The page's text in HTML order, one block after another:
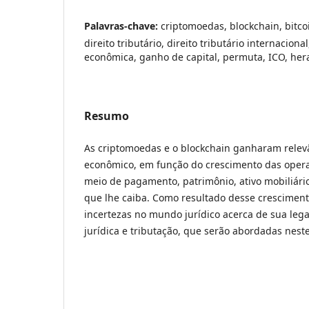
Palavras-chave: criptomoedas, blockchain,
direito tributário, direito tributário
econômica, ganho de capital, permuta, ICO,
Resumo
As criptomoedas e o blockchain ganharam
econômico, em função do crescimento das
meio de pagamento, patrimônio, ativo
que lhe caiba. Como resultado desse
incertezas no mundo jurídico acerca de sua
jurídica e tributação, que serão abordadas